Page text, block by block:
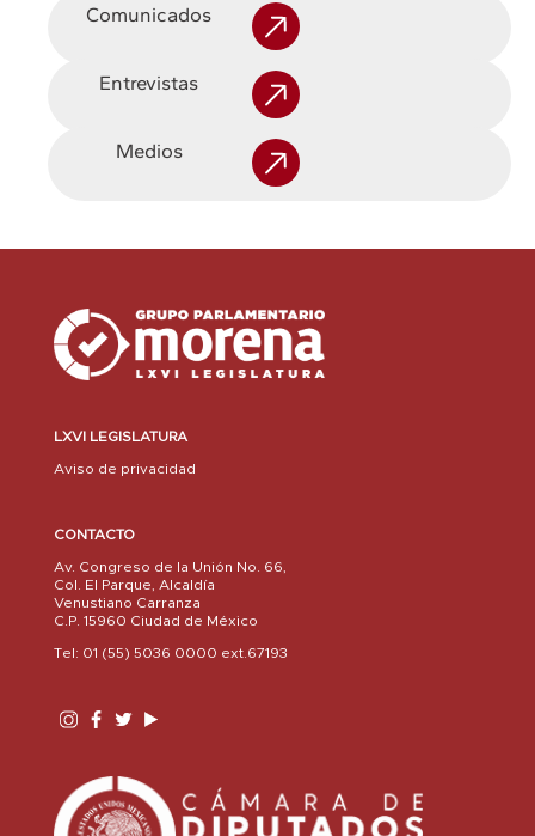
Comunicados
Entrevistas
Medios
LXVI LEGISLATURA
Aviso de privacidad
CONTACTO
Av. Congreso de la Unión No. 66,
Col. El Parque, Alcaldía
Venustiano Carranza
C.P. 15960 Ciudad de México
Tel: 01 (55) 5036 0000 ext.67193